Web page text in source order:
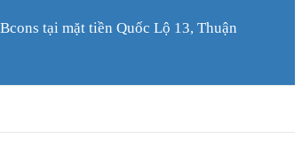
tại mặt tiền Quốc Lộ 13, Thuận